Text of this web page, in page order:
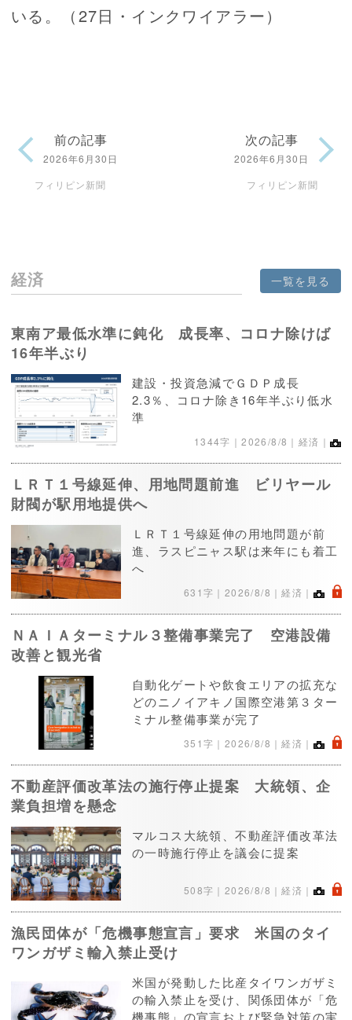
いる。（27日・インクワイアラー）
前の記事
2026年6月30日
フィリピン新聞
次の記事
2026年6月30日
フィリピン新聞
経済 一覧を見る
東南ア最低水準に鈍化 成長率、コロナ除けば
16年半ぶり
建設・投資急減でＧＤＰ成長
2.3％、コロナ除き16年半ぶり低水
準
1344字｜2026/8/8 ｜経済｜
ＬＲＴ１号線延伸、用地問題前進 ビリヤール
財閥が駅用地提供へ
ＬＲＴ１号線延伸の用地問題が前
進、ラスピニャス駅は来年にも着工
へ
631字｜ 2026/8/8 ｜経済｜ .
ＮＡＩＡターミナル３整備事業完了 空港設備
改善と観光省
自動化ゲートや飲食エリアの拡充な
どのニノイアキノ国際空港第３ター
ミナル整備事業が完了
351字｜ 2026/8/8 ｜経済｜ .
不動産評価改革法の施行停止提案 大統領、企
業負担増を懸念
マルコス大統領、不動産評価改革法
の一時施行停止を議会に提案
508字｜ 2026/8/8 ｜経済｜ .
漁民団体が「危機事態宣言」要求 米国のタイ
ワンガザミ輸入禁止受け
米国が発動した比産タイワンガザミ
の輸入禁止を受け、関係団体が「危
機事態」の宣言および緊急対策の実